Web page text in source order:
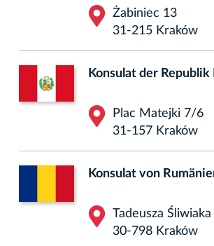
Żabiniec 13
31-215 Kraków
Konsulat der Republik
Plac Matejki 7/6
31-157 Kraków
Konsulat von
Tadeusza
30-798 Kraków